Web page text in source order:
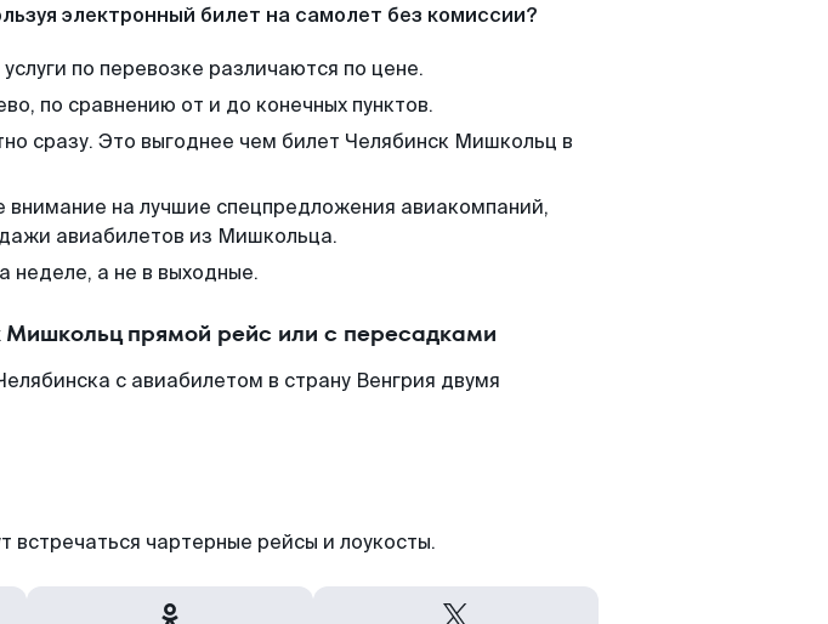
электронный билет на самолет без комиссии?
по перевозке различаются по цене.
по сравнению от и до конечных пунктов.
сразу. Это выгоднее чем билет Челябинск Мишкольц в
внимание на лучшие спецпредложения авиакомпаний,
авиабилетов из Мишкольца.
неделе, а не в выходные.
Мишкольц прямой рейс или с пересадками
с авиабилетом в страну Венгрия двумя
встречаться чартерные рейсы и лоукосты.